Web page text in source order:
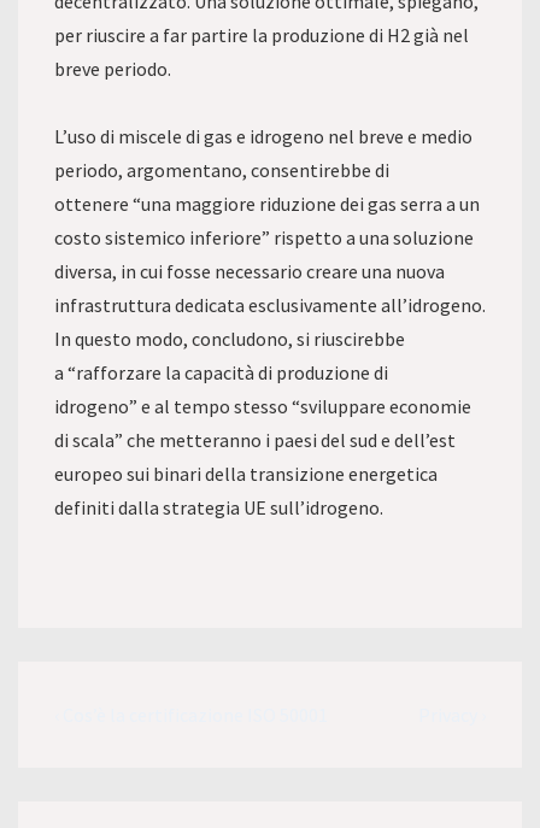
per riuscire a far partire la produzione di H2 già nel
breve periodo.
L’uso di miscele di gas e idrogeno nel breve e medio
periodo, argomentano, consentirebbe di
ottenere “una maggiore riduzione dei gas serra a un
costo sistemico inferiore” rispetto a una soluzione
diversa, in cui fosse necessario creare una nuova
infrastruttura dedicata esclusivamente all’idrogeno.
In questo modo, concludono, si riuscirebbe
a “rafforzare la capacità di produzione di
idrogeno” e al tempo stesso “sviluppare economie
di scala” che metteranno i paesi del sud e dell’est
europeo sui binari della transizione energetica
definiti dalla strategia UE sull’idrogeno.